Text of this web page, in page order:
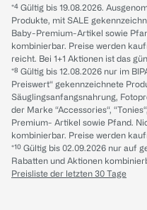
*⁴ Gültig bis 19.08.2026.
Produkte, mit SALE
Baby-Premium-Artikel sowie
kombinierbar. Preise werden
reicht. Bei 1+1 Aktionen ist das
*⁸ Gültig bis 12.08.2026 nur im
Preiswert“ gekennzeichnete
Säuglingsanfangsnahrung,
der Marke “Accessories“,
Premium- Artikel sowie Pfand.
kombinierbar. Preise werden
*¹⁰ Gültig bis 02.09.2026 nur auf
Rabatten und Aktionen
Preisliste der letzten 30 Tage